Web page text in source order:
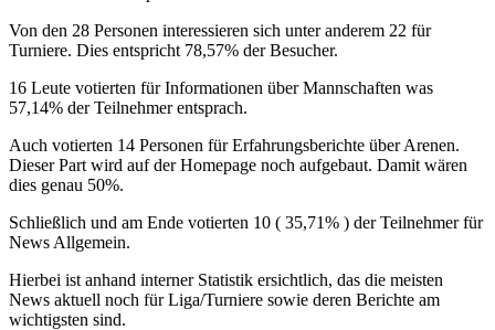
Von den 28 Personen interessieren sich unter anderem 22 für
Turniere. Dies entspricht 78,57% der Besucher.
16 Leute votierten für Informationen über Mannschaften was
57,14% der Teilnehmer entsprach.
Auch votierten 14 Personen für Erfahrungsberichte über Arenen.
Dieser Part wird auf der Homepage noch aufgebaut. Damit wären
dies genau 50%.
Schließlich und am Ende votierten 10 ( 35,71% ) der Teilnehmer für
News Allgemein.
Hierbei ist anhand interner Statistik ersichtlich, das die meisten
News aktuell noch für Liga/Turniere sowie deren Berichte am
wichtigsten sind.